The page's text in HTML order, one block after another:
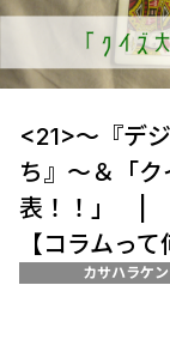
<21>～『デ
ち』～＆「
表！！」 |
【コラムっ
カサハラケ